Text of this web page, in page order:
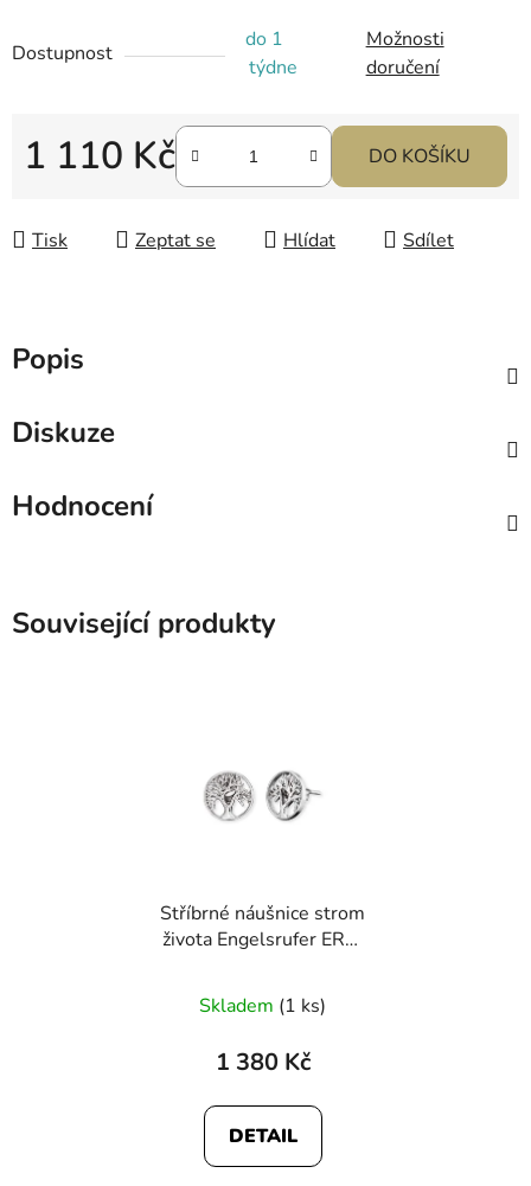
Dostupnost
do 1
týdne
Možnosti
doručení
1 110 Kč DO KOŠÍKU
Tisk Zeptat se Hlídat Sdílet
Popis
Diskuze
Hodnocení
Související produkty
Stříbrné náušnice strom
života Engelsrufer ERE-
Skladem (1 ks)
1 380 Kč
DETAIL